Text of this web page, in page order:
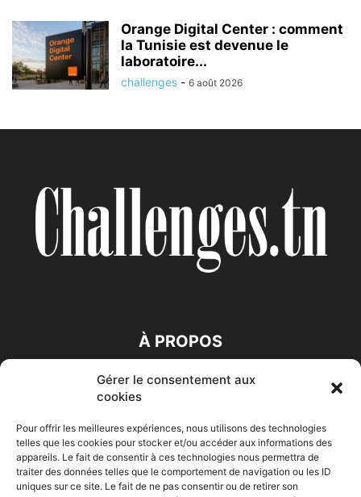
Gérer le consentement aux
cookies
Pour offrir les meilleures expériences, nous utilisons des technologies
telles que les cookies pour stocker et/ou accéder aux informations des
appareils. Le fait de consentir à ces technologies nous permettra de
traiter des données telles que le comportement de navigation ou les ID
uniques sur ce site. Le fait de ne pas consentir ou de retirer son
Orange Digital Center : comment
la Tunisie est devenue le
laboratoire...
challenges - 6 août 2026
À PROPOS
SUIVEZ NOUS